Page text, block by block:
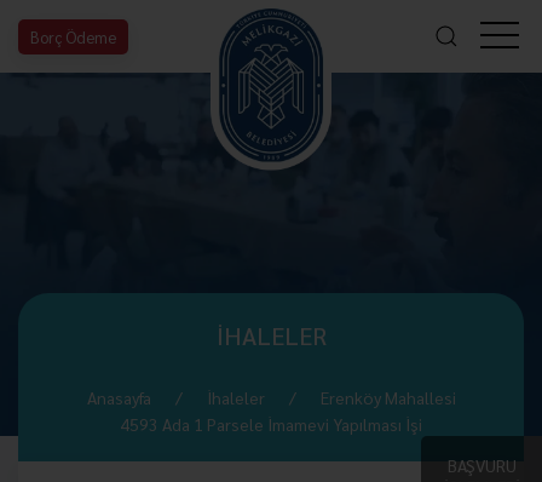
Borç Ödeme
BAŞVURU
İHALELER
Anasayfa İhaleler
Erenköy Mahallesi
4593 Ada 1 Parsele İmamevi Yapılması İşi